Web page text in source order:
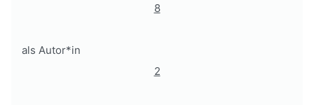
8
als Autor*in
2